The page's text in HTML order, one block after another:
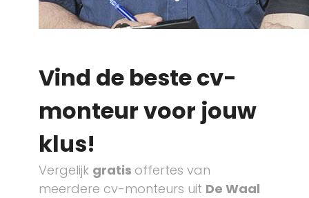
Vind de beste cv-
monteur voor jouw
klus!
Vergelijk gratis offertes van
meerdere cv-monteurs uit De Waal